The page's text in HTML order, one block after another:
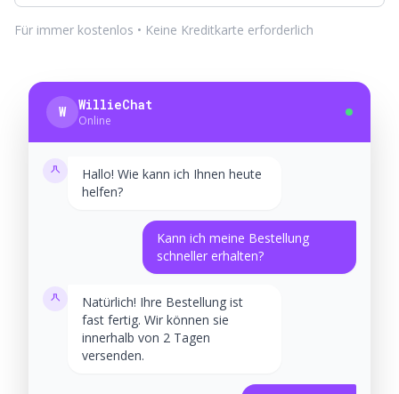
Für immer kostenlos • Keine Kreditkarte erforderlich
W WillieChat
Online
Hallo! Wie kann ich Ihnen heute
helfen?
Kann ich meine Bestellung
schneller erhalten?
Natürlich! Ihre Bestellung ist
fast fertig. Wir können sie
innerhalb von 2 Tagen
versenden.